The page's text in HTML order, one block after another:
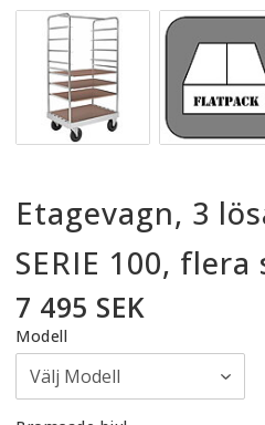
Etagevagn, 3
SERIE 100,
7 495 SEK
Modell